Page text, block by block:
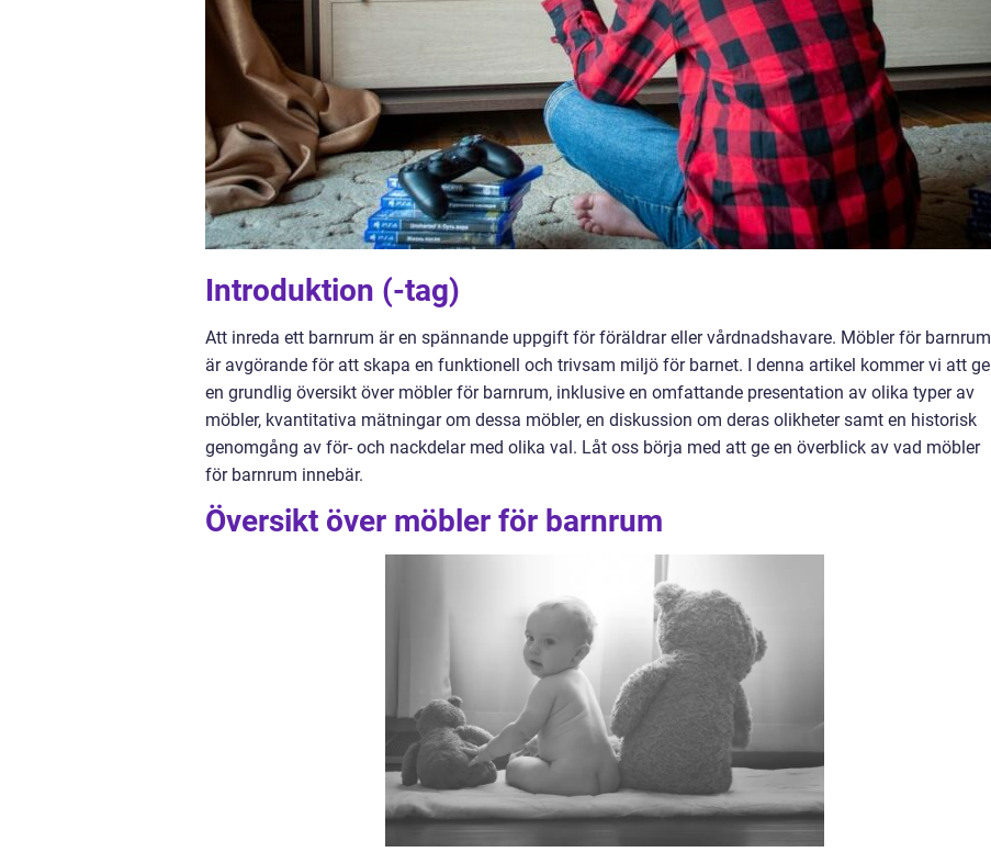
Introduktion (-tag)
Att inreda ett barnrum är en spännande uppgift för föräldrar eller vårdnadshavare. Möbler för barnrum
är avgörande för att skapa en funktionell och trivsam miljö för barnet. I denna artikel kommer vi att ge
en grundlig översikt över möbler för barnrum, inklusive en omfattande presentation av olika typer av
möbler, kvantitativa mätningar om dessa möbler, en diskussion om deras olikheter samt en historisk
genomgång av för- och nackdelar med olika val. Låt oss börja med att ge en överblick av vad möbler
för barnrum innebär.
Översikt över möbler för barnrum